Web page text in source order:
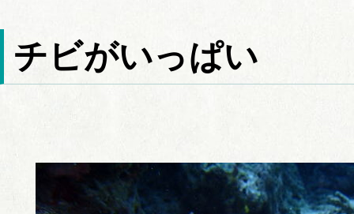
チビがいっぱい